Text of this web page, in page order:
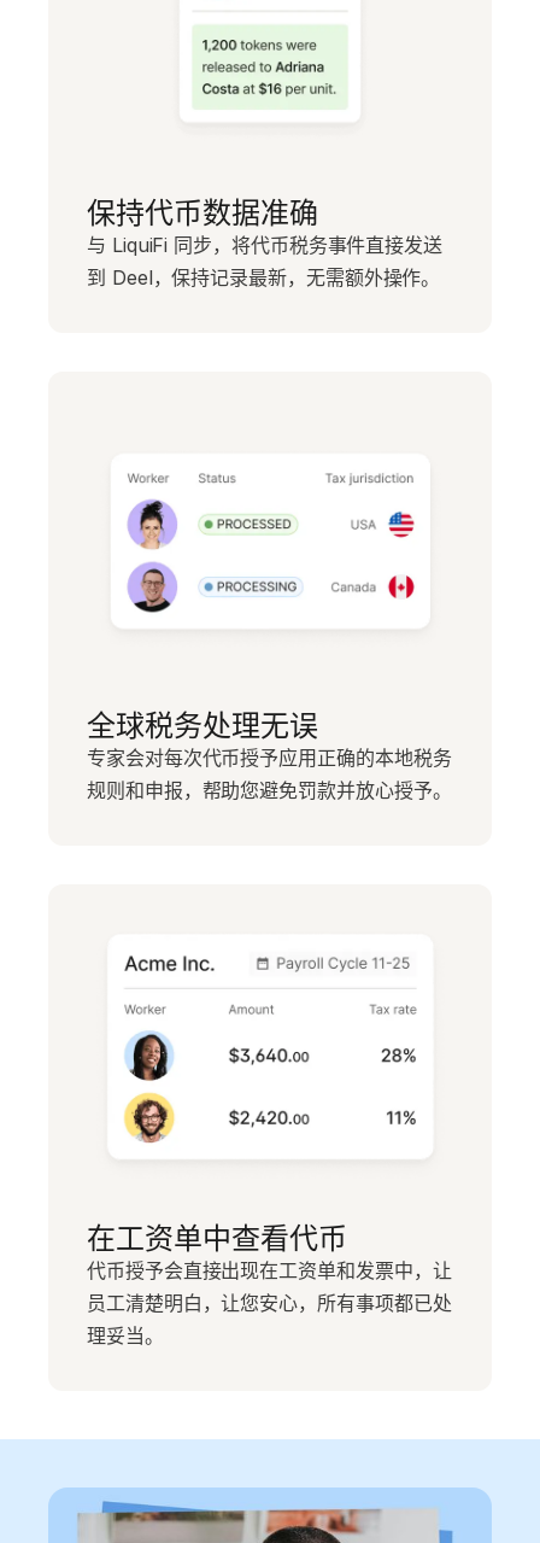
保持代币数据准确
与 LiquiFi 同步，将代币税务事件直接发送
到 Deel，保持记录最新，无需额外操作。
全球税务处理无误
专家会对每次代币授予应用正确的本地税务
规则和申报，帮助您避免罚款并放心授予。
在工资单中查看代币
代币授予会直接出现在工资单和发票中，让
员工清楚明白，让您安心，所有事项都已处
理妥当。